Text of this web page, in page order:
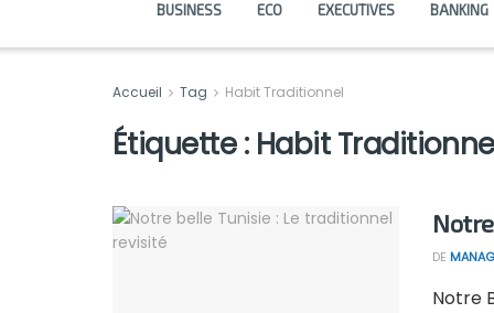
BUSINESS ECO EXECUTIVES BANKING
Accueil Tag Habit Traditionnel
Étiquette : Habit
DE
Notre